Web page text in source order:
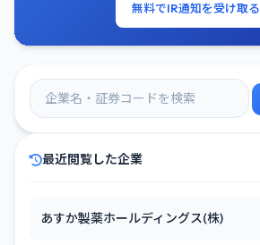
無料でIR通知を受け取る
最近閲覧した企業
あすか製薬ホールディングス(株)